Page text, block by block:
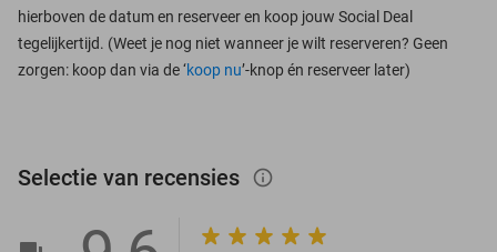
hierboven de datum en reserveer en koop jouw Social Deal
tegelijkertijd. (Weet je nog niet wanneer je wilt reserveren? Geen
zorgen: koop dan via de ‘koop nu’-knop én reserveer later)
Selectie van recensies info_outlined